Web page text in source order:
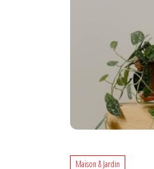
Maison & Jardin